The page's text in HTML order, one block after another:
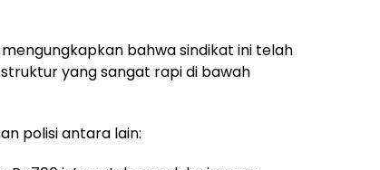
bahwa sindikat ini telah
yang sangat rapi di bawah
polisi antara lain: